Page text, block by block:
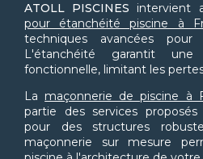
ATOLL PISCINES intervient
pour étanchéité piscine à
techniques avancées
L'étanchéité garantit une
fonctionnelle, limitant les
La maçonnerie de piscine à
partie des services proposés
pour des structures
maçonnerie sur mesure